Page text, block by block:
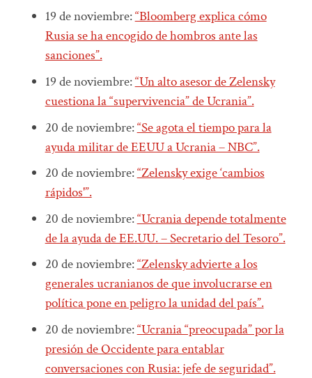
19 de noviembre:“Bloomberg explica cómo
Rusia se ha encogido de hombros ante las
sanciones”.
19 de noviembre:“Un alto asesor de Zelensky
cuestiona la “supervivencia” de Ucrania”.
20 de noviembre:“Se agota el tiempo para la
ayuda militar de EEUU a Ucrania – NBC”.
20 de noviembre:“Zelensky exige ‘cambios
rápidos'”.
20 de noviembre:“Ucrania depende totalmente
de la ayuda de EE.UU. – Secretario del Tesoro”.
20 de noviembre:“Zelensky advierte a los
generales ucranianos de que involucrarse en
política pone en peligro la unidad del país”.
20 de noviembre:“Ucrania “preocupada” por la
presión de Occidente para entablar
conversaciones con Rusia: jefe de seguridad”.